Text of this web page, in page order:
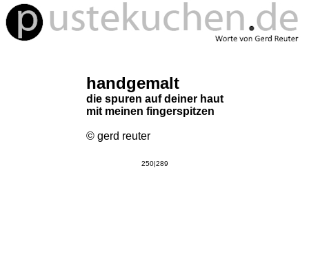
handgemalt
die spuren auf deiner haut
mit meinen fingerspitzen
© gerd reuter
250|289